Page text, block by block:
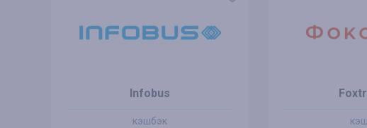
Infobus
кэшбэк